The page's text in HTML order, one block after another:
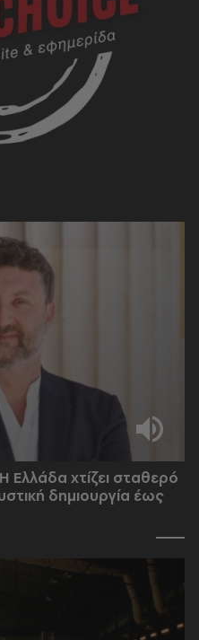
Ελλάδα χτίζει σταθερό
δημιουργία έως